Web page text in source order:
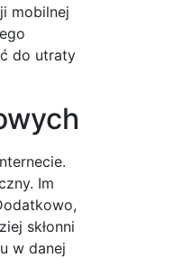
mobilnej
do utraty
Im
skłonni
w danej